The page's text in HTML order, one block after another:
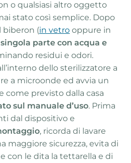
o qualsiasi altro oggetto
stato così semplice. Dopo
biberon (in vetro oppure in
parte con acqua e
residui e odori.
dello sterilizzatore a
a microonde ed avvia un
come previsto dalla casa
sul manuale d’uso. Prima
dal dispositivo e
, ricorda di lavare
maggiore sicurezza, evita di
con le dita la tettarella e di